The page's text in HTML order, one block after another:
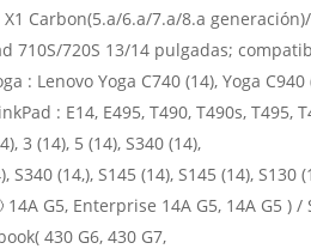
X1 Carbon(5.a/6.a/7.a/8.a
710S/720S 13/14 pulgadas;
: Lenovo Yoga C740 (14), Yoga C940
: E14, E495, T490, T490s, T495,
3 (14), 5 (14), S340 (14),
S340 (14,), S145 (14), S145 (14), S130
14A G5, Enterprise 14A G5, 14A G5 )
430 G6, 430 G7,